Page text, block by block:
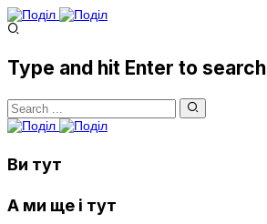
Type and hit Enter to search
Ви тут
А ми ще і тут